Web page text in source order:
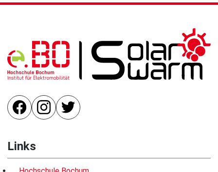
Links